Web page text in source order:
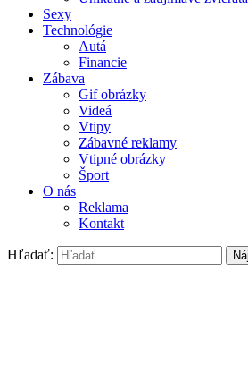
Sexy
Technológie
Autá
Financie
Zábava
Gif obrázky
Videá
Vtipy
Zábavné reklamy
Vtipné obrázky
Šport
O nás
Reklama
Kontakt
Hľadať: